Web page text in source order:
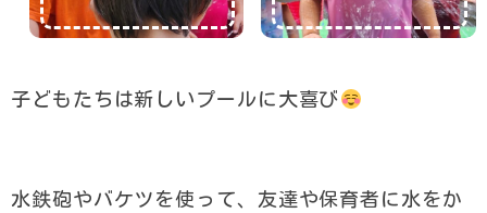
子どもたちは新しいプールに大喜び
水鉄砲やバケツを使って、友達や保育者に水をか